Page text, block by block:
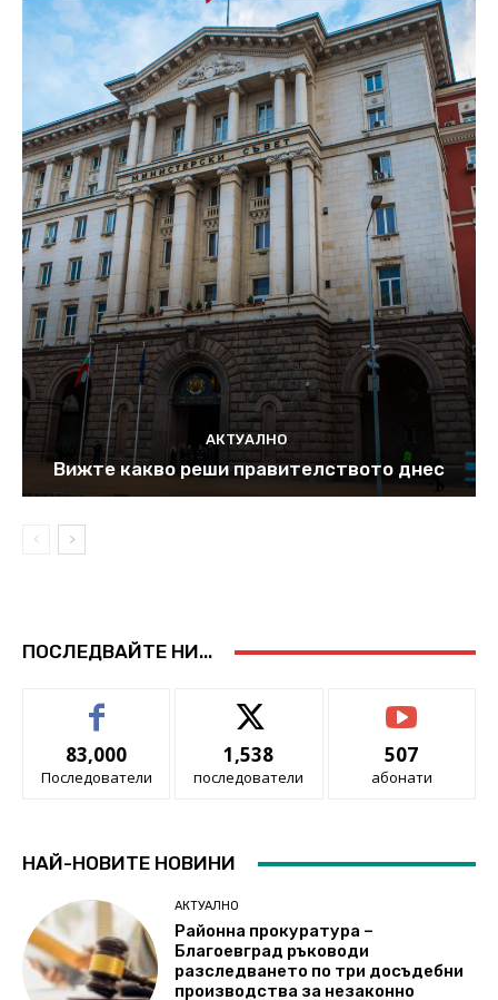
АКТУАЛНО
Вижте какво реши правителството днес
ПОСЛЕДВАЙТЕ НИ...
83,000
Последователи
1,538
последователи
507
абонати
НАЙ-НОВИТЕ НОВИНИ
АКТУАЛНО
Районна прокуратура –
Благоевград ръководи
разследването по три досъдебни
производства за незаконно